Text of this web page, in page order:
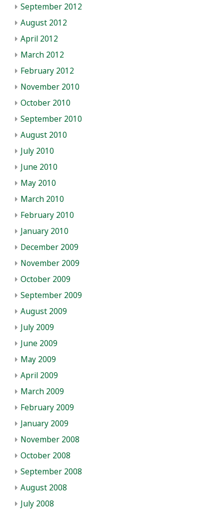
September 2012
August 2012
April 2012
March 2012
February 2012
November 2010
October 2010
September 2010
August 2010
July 2010
June 2010
May 2010
March 2010
February 2010
January 2010
December 2009
November 2009
October 2009
September 2009
August 2009
July 2009
June 2009
May 2009
April 2009
March 2009
February 2009
January 2009
November 2008
October 2008
September 2008
August 2008
July 2008